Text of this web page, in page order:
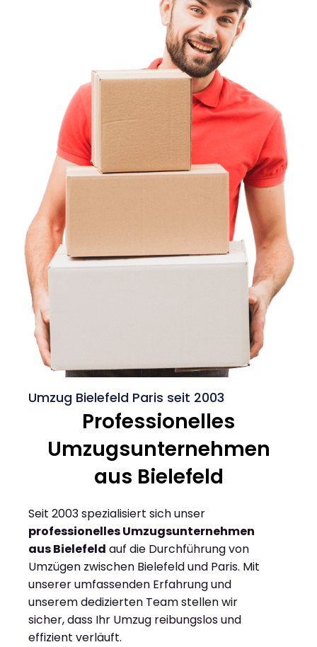
Umzug Bielefeld Paris seit 2003
Professionelles
Umzugsunternehmen
aus Bielefeld
Seit 2003 spezialisiert sich unser
professionelles Umzugsunternehmen
aus Bielefeld auf die Durchführung von
Umzügen zwischen Bielefeld und Paris. Mit
unserer umfassenden Erfahrung und
unserem dedizierten Team stellen wir
sicher, dass Ihr Umzug reibungslos und
effizient verläuft.